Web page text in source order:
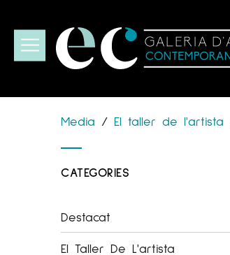
Media / El taller de l'artista
CATEGORIES
Destacat
El Taller De L'artista